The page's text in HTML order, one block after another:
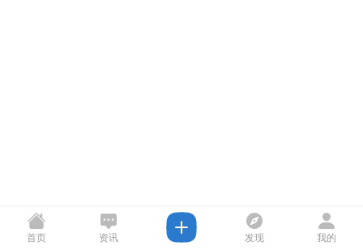
首页 资讯 发现 我的